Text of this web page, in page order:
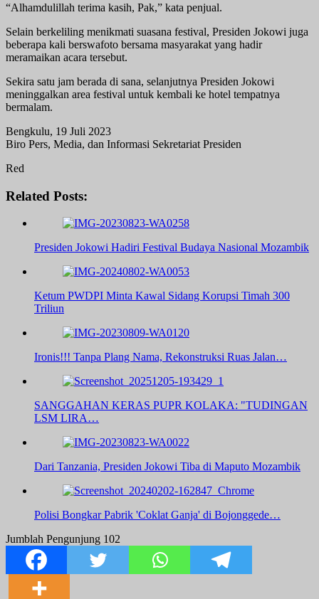
“Alhamdulillah terima kasih, Pak,” kata penjual.
Selain berkeliling menikmati suasana festival, Presiden Jokowi juga
beberapa kali berswafoto bersama masyarakat yang hadir
meramaikan acara tersebut.
Sekira satu jam berada di sana, selanjutnya Presiden Jokowi
meninggalkan area festival untuk kembali ke hotel tempatnya
bermalam.
Bengkulu, 19 Juli 2023
Biro Pers, Media, dan Informasi Sekretariat Presiden
Red
Related Posts:
Presiden Jokowi Hadiri Festival Budaya Nasional Mozambik
Ketum PWDPI Minta Kawal Sidang Korupsi Timah 300
Triliun
Ironis!!! Tanpa Plang Nama, Rekonstruksi Ruas Jalan…
SANGGAHAN KERAS PUPR KOLAKA: "TUDINGAN
LSM LIRA…
Dari Tanzania, Presiden Jokowi Tiba di Maputo Mozambik
Polisi Bongkar Pabrik 'Coklat Ganja' di Bojonggede…
Jumblah Pengunjung 102